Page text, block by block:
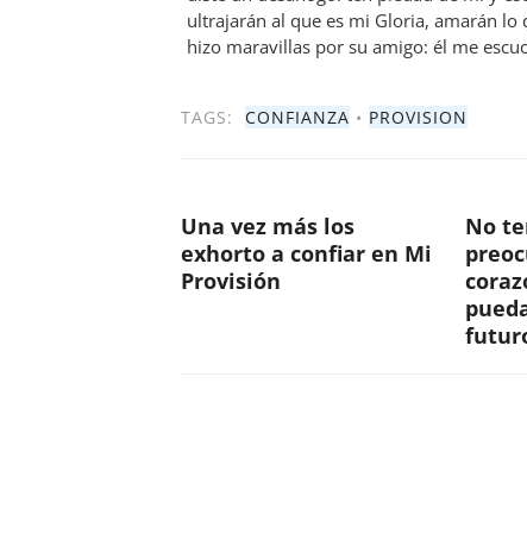
ultrajarán al que es mi Gloria, amarán lo
hizo maravillas por su amigo: él me
TAGS: CONFIANZA • PROVISION
Una vez más los
exhorto a confiar en Mi
Provisión
No